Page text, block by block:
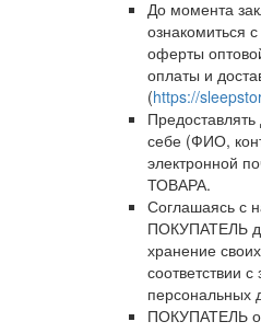
До момента
ознакомиться
оферты
оплаты и
(https://
себе (ФИО,
электронной
ТОВАРА.
Соглашаясь
ПОКУПАТЕЛЬ
хранение
соответствии
персональных
ПОКУПАТЕЛЬ